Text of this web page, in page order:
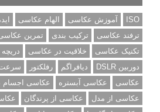
ISO آموزش عکاسی الهام عکاسی
ترفند عکاسی
ترکیب بندی تمرین
تکنیک عکاسی
خلاقیت در عکاسی
دریچه
دوربین DSLR
دیافراگم رفلکتور سرعت
عکاسی
عکاسی آبستره
عکاسی اجسام
عکاسی از مدل
عکاسی از پرندگان